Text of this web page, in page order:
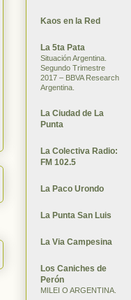
Kaos en la Red
La 5ta Pata
Situación Argentina.
Segundo Trimestre
2017 – BBVA Research
Argentina.
La Ciudad de La
Punta
La Colectiva Radio:
FM 102.5
La Paco Urondo
La Punta San Luis
La Via Campesina
Los Caniches de
Perón
MILEI O ARGENTINA.